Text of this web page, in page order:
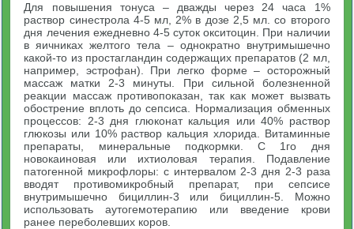
Для повышения тонуса – дважды через 24 часа 1%
раствор синестрола 4-5 мл, 2% в дозе 2,5 мл. со второго
дня лечения ежедневно 4-5 суток окситоцин. При наличии
в яичниках желтого тела – однократно внутримышечно
какой-то из простагландин содержащих препаратов (2 мл,
например, эстрофан). При легко форме – осторожный
массаж матки 2-3 минуты. При сильной болезненной
реакции массаж противопоказан, так как может вызвать
обострение вплоть до сепсиса. Нормализация обменных
процессов: 2-3 дня глюконат кальция или 40% раствор
глюкозы или 10% раствор кальция хлорида. Витаминные
препараты, минеральные подкормки. С 1го дня
новокаиновая или ихтиоловая терапия. Подавление
патогенной микрофлоры: с интервалом 2-3 дня 2-3 раза
вводят противомикробный препарат, при сепсисе
внутримышечно бициллин-3 или бициллин-5. Можно
использовать аутогемотерапию или введение крови
ранее переболевших коров.